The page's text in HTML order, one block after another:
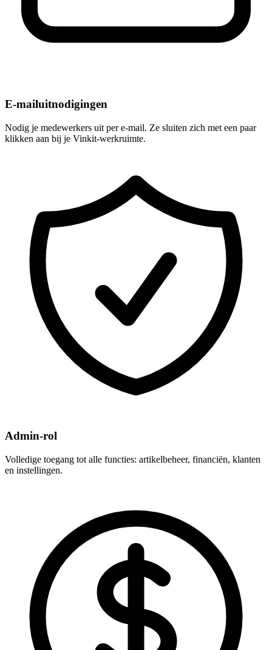
E-mailuitnodigingen
Nodig je medewerkers uit per e-mail. Ze sluiten zich met een paar
klikken aan bij je Vinkit-werkruimte.
Admin-rol
Volledige toegang tot alle functies: artikelbeheer, financiën, klanten
en instellingen.